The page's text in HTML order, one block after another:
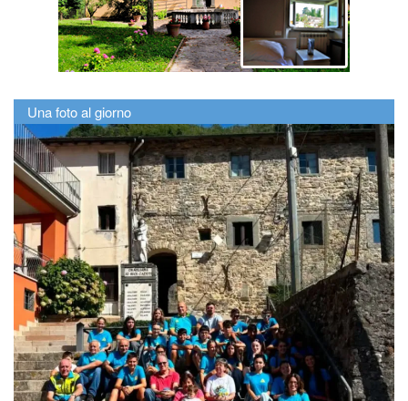
Una foto al giorno